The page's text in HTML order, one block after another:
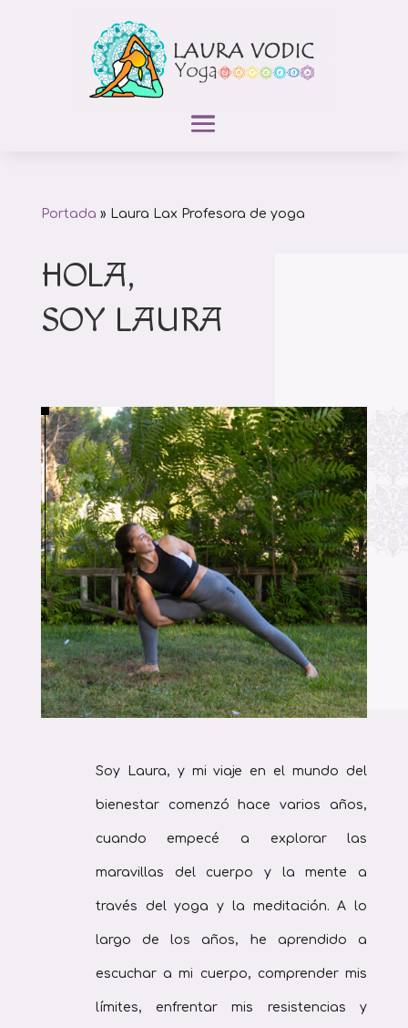
Portada » Laura Lax Profesora de yoga
HOLA,
SOY LAURA
Soy Laura, y mi viaje en el mundo del
bienestar comenzó hace varios años,
cuando empecé a explorar las
maravillas del cuerpo y la mente a
través del yoga y la meditación. A lo
largo de los años, he aprendido a
escuchar a mi cuerpo, comprender mis
límites, enfrentar mis resistencias y